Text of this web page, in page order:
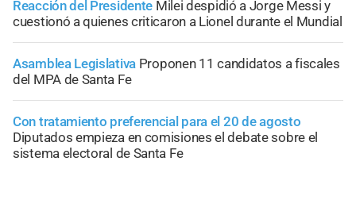
Reacción del Presidente Milei despidió a Jorge Messi y
cuestionó a quienes criticaron a Lionel durante el Mundial
Asamblea Legislativa Proponen 11 candidatos a fiscales
del MPA de Santa Fe
Con tratamiento preferencial para el 20 de agosto
Diputados empieza en comisiones el debate sobre el
sistema electoral de Santa Fe